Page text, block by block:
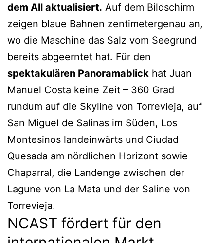
dem All aktualisiert. Auf dem Bildschirm
zeigen blaue Bahnen zentimetergenau an,
wo die Maschine das Salz vom Seegrund
bereits abgeerntet hat. Für den
spektakulären Panoramablick hat Juan
Manuel Costa keine Zeit – 360 Grad
rundum auf die Skyline von Torrevieja, auf
San Miguel de Salinas im Süden, Los
Montesinos landeinwärts und Ciudad
Quesada am nördlichen Horizont sowie
Chaparral, die Landenge zwischen der
Lagune von La Mata und der Saline von
Torrevieja.
NCAST fördert für den